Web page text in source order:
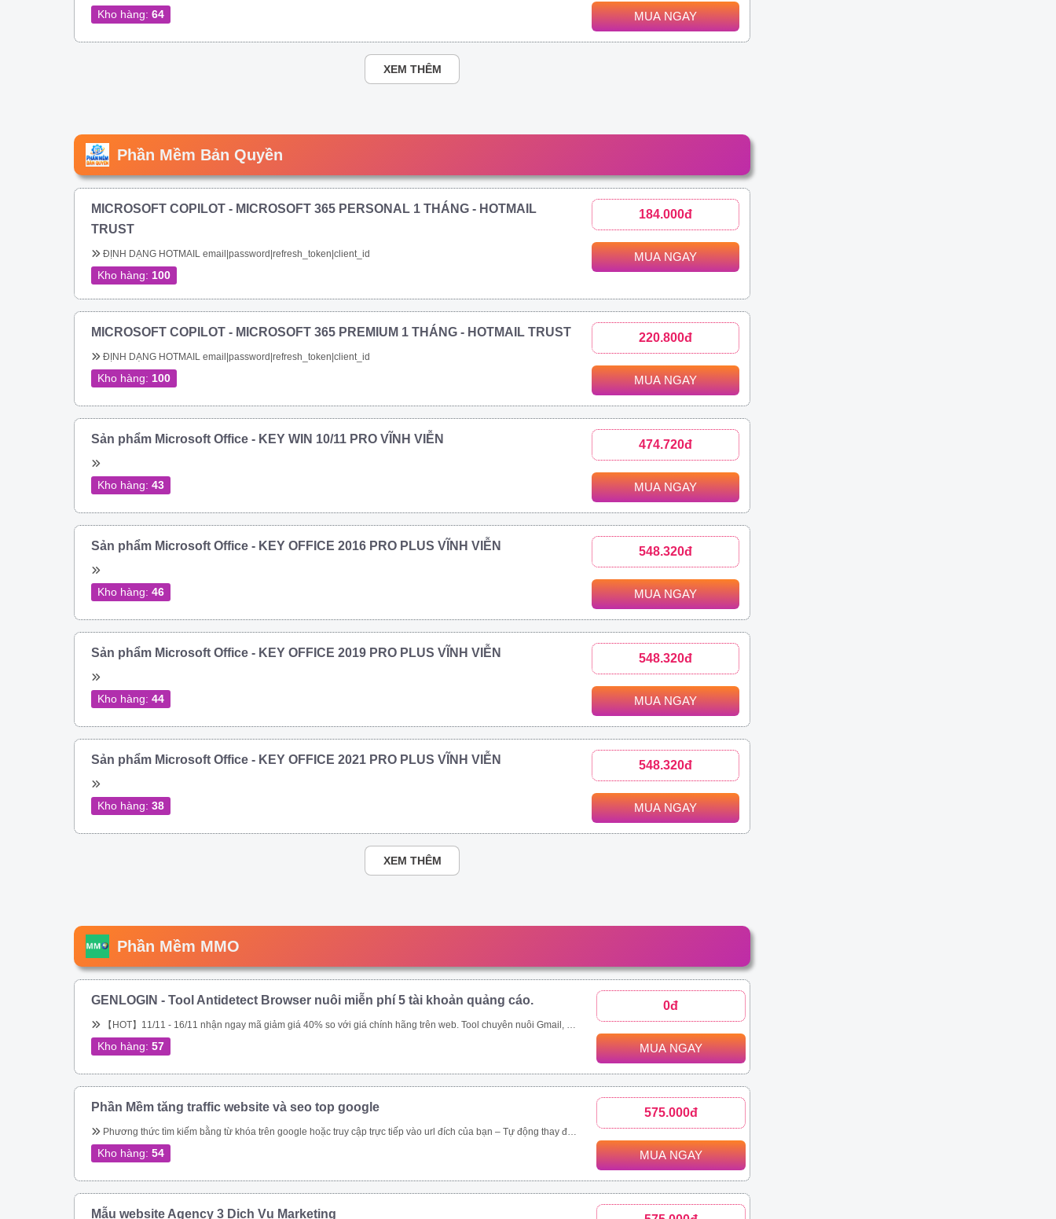
Kho hàng: 64 MUA NGAY
XEM THÊM
Phần Mềm Bản Quyền
MICROSOFT COPILOT - MICROSOFT 365 PERSONAL 1 THÁNG - HOTMAIL
TRUST
ĐỊNH DẠNG HOTMAIL email|password|refresh_token|client_id
Kho hàng: 100
184.000đ
MUA NGAY
MICROSOFT COPILOT - MICROSOFT 365 PREMIUM 1 THÁNG - HOTMAIL TRUST
ĐỊNH DẠNG HOTMAIL email|password|refresh_token|client_id
Kho hàng: 100
220.800đ
MUA NGAY
Sản phẩm Microsoft Office - KEY WIN 10/11 PRO VĨNH VIỄN
Kho hàng: 43
474.720đ
MUA NGAY
Sản phẩm Microsoft Office - KEY OFFICE 2016 PRO PLUS VĨNH VIỄN
Kho hàng: 46
548.320đ
MUA NGAY
Sản phẩm Microsoft Office - KEY OFFICE 2019 PRO PLUS VĨNH VIỄN
Kho hàng: 44
548.320đ
MUA NGAY
Sản phẩm Microsoft Office - KEY OFFICE 2021 PRO PLUS VĨNH VIỄN
Kho hàng: 38
548.320đ
MUA NGAY
XEM THÊM
Phần Mềm MMO
GENLOGIN - Tool Antidetect Browser nuôi miễn phí 5 tài khoản quảng cáo.
【HOT】11/11 - 16/11 nhận ngay mã giảm giá 40% so với giá chính hãng trên web. Tool chuyên nuôi Gmail, nuôi tài khoản Google Ads. Miễn phí 5 profile trọn đời. Sắp tới ae sẽ được tặng miễn phí, hoặc được \\\\\\\\\\\\\\\\\\\\\\\\\\\\\\\&amp;amp;quot;mua rẻ\\\\\\\\\\\\\\\\\\\\\\\\\\\\\\\&amp;amp;quot; các tool tự động thông qua ứng dụng này - Auto đăng nhập gmail, auto nuôi mail, auto tạo tài khoản quảng cáo, auto add thẻ, auto kháng....
Kho hàng: 57
0đ
MUA NGAY
Phần Mềm tăng traffic website và seo top google
Phương thức tìm kiếm bằng từ khóa trên google hoặc truy cập trực tiếp vào url đích của bạn – Tự động thay đổi địa chỉ IP – Tự động thay đổi Local IP – Giả lập được trên Mobile, Tablet, Laptop, Tablet bằng UserAgent và giả lập được trên mọi trình duyệt, hệ điều hành. – Chạy đa luồng (Mở nhiều cửa sổ cùng lúc) để tăng tốc độ SEO. Vĩnh viễn, bảo hành 1 đổi 1 tool Video demo : https://drive.google.com/drive/folders/1tPeGf4iXaQ1i7g7s_LQQlKB9Qcmt_-Cm
Kho hàng: 54
575.000đ
MUA NGAY
Mẫu website Agency 3 Dịch Vụ Marketing